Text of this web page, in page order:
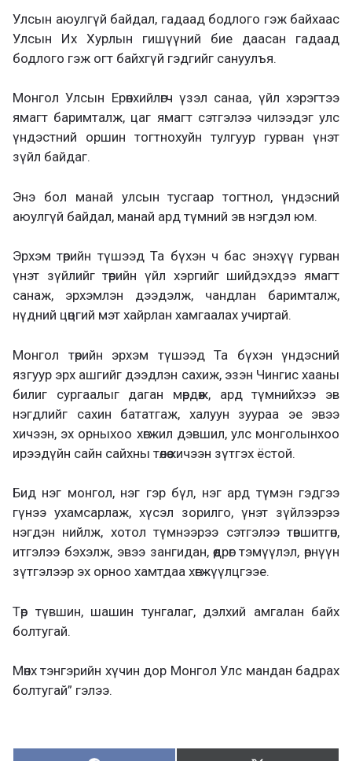
Улсын аюулгүй байдал, гадаад бодлого гэж байхаас
Улсын Их Хурлын гишүүний бие даасан гадаад
бодлого гэж огт байхгүй гэдгийг сануулъя.
Монгол Улсын Ерөнхийлөгч үзэл санаа, үйл хэрэгтээ
ямагт баримталж, цаг ямагт сэтгэлээ чилээдэг улс
үндэстний оршин тогтнохуйн тулгуур гурван үнэт
зүйл байдаг.
Энэ бол манай улсын тусгаар тогтнол, үндэсний
аюулгүй байдал, манай ард түмний эв нэгдэл юм.
Эрхэм төрийн түшээд Та бүхэн ч бас энэхүү гурван
үнэт зүйлийг төрийн үйл хэргийг шийдэхдээ ямагт
санаж, эрхэмлэн дээдэлж, чандлан баримталж,
нүдний цөцгий мэт хайрлан хамгаалах учиртай.
Монгол төрийн эрхэм түшээд Та бүхэн үндэсний
язгуур эрх ашгийг дээдлэн сахиж, эзэн Чингис хааны
билиг сургаалыг даган мөрдөж, ард түмнийхээ эв
нэгдлийг сахин бататгаж, халуун зуураа эе эвээ
хичээн, эх орныхоо хөгжил дэвшил, улс монголынхоо
ирээдүйн сайн сайхны төлөө хичээн зүтгэх ёстой.
Бид нэг монгол, нэг гэр бүл, нэг ард түмэн гэдгээ
гүнээ ухамсарлаж, хүсэл зорилго, үнэт зүйлээрээ
нэгдэн нийлж, хотол түмнээрээ сэтгэлээ төвшитгөн,
итгэлээ бэхэлж, эвээ зангидан, өөдрөг тэмүүлэл, өрнүүн
зүтгэлээр эх орноо хамтдаа хөгжүүлцгээе.
Төр түвшин, шашин тунгалаг, дэлхий амгалан байх
болтугай.
Мөнх тэнгэрийн хүчин дор Монгол Улс мандан бадрах
болтугай” гэлээ.